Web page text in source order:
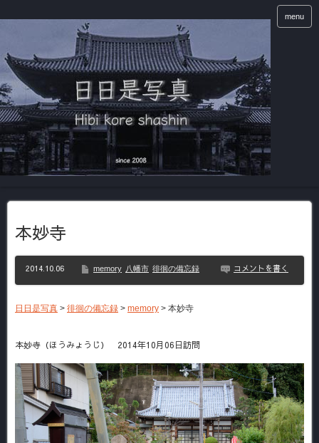
menu
本妙寺
2014.10.06 memory 八幡市 徘徊の備忘録 コメントを書く
日日是写真 > 徘徊の備忘録 > memory > 本妙寺
本妙寺（ほうみょうじ） 2014年10月06日訪問